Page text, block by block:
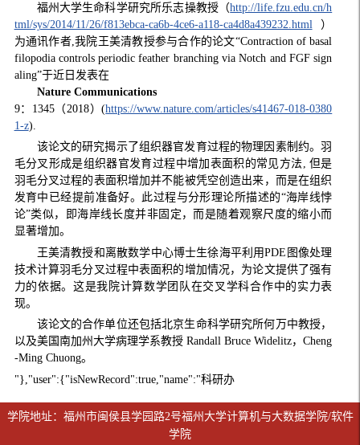
福州大学生命科学研究所乐志操教授（http://life.fzu.edu.cn/h
tml/sys/2014/11/26/f813ebca-ca6b-4ce6-a118-ca4d8a439232.html ）
为通讯作者, 我院王美清教授参与合作的论文“Contraction of basal
filopodia controls periodic feather branching via Notch and FGF sign
aling”于近日发表在
Nature Communications
9： 1345（2018）(https://www.nature.com/articles/s41467-018-0380
1-z).
该论文的研究揭示了组织器官发育过程的物理因素制约。羽
毛分叉形成是组织器官发育过程中增加表面积的常见方法, 但是
羽毛分叉过程的表面积增加并不能被凭空创造出来，而是在组织
发育中已经提前准备好。此过程与分形理论所描述的“海岸线悖
论”类似，即海岸线长度并非固定，而是随着观察尺度的缩小而
显著增加。
王美清教授和离散数学中心博士生徐海平利用PDE 图像处理
技术计算羽毛分叉过程中表面积的增加情况，为论文提供了强有
力的依据。这是我院计算数学团队在交叉学科合作中的实力表
现。
该论文的合作单位还包括北京生命科学研究所何万中教授，
以及美国南加州大学病理学系教授 Randall Bruce Widelitz，Cheng
-Ming Chuong。
"},"user":{"isNewRecord":true,"name":"科研办
学院地址：福州市闽侯县学园路2号福州大学计算机与大数据学院/软件
学院